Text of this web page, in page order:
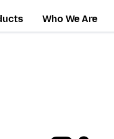
Who We Are